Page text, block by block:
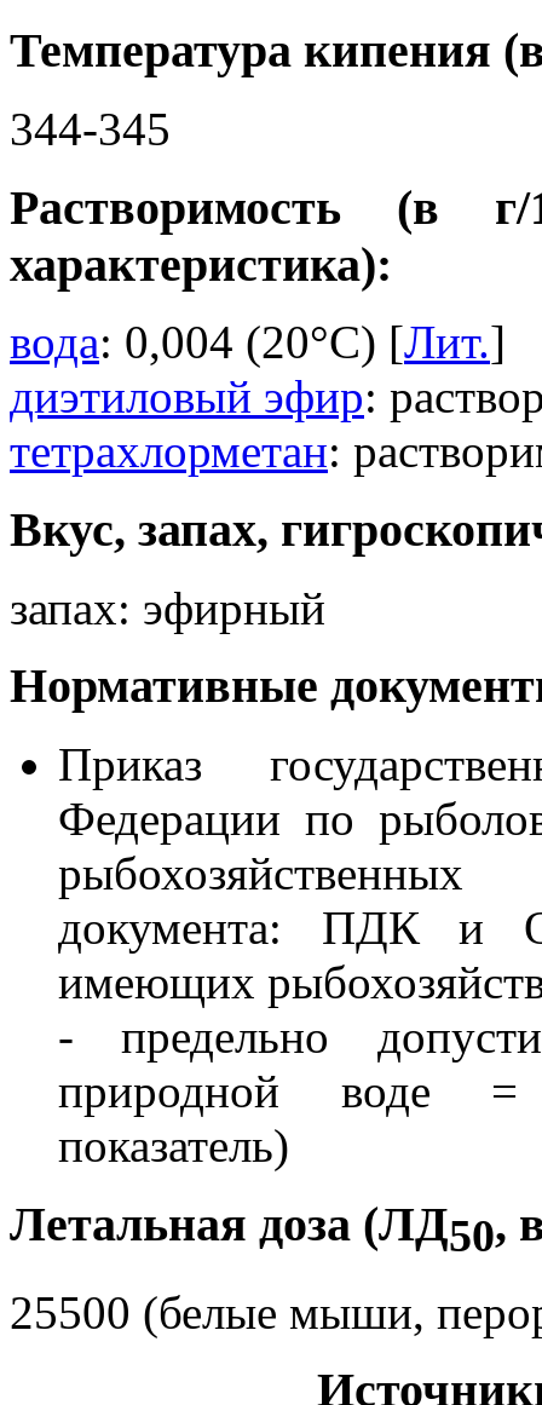
Температура кипения
344-345
Растворимость (в
характеристика):
вода: 0,004 (20°C) [Лит.]
диэтиловый эфир:
тетрахлорметан:
Вкус, запах,
запах: эфирный
Нормативные
Приказ
Федерации по
документа: ПДК и
имеющих
- предельно
природной воде =
показатель)
Летальная доза (ЛД50,
25500 (белые мыши,